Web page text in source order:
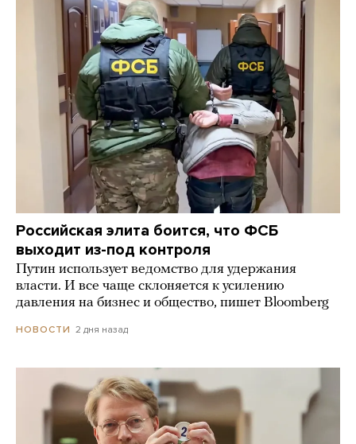
Российская элита боится, что ФСБ
выходит из-под контроля
Путин использует ведомство для удержания
власти. И все чаще склоняется к усилению
давления на бизнес и общество, пишет Bloomberg
НОВОСТИ 2 дня назад